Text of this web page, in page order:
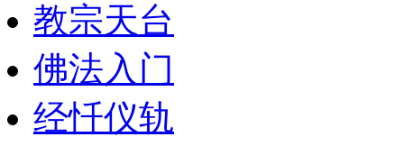
教宗天台
佛法入门
经忏仪轨